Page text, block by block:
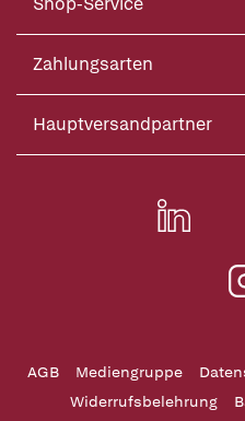
Zahlungsarten
Hauptversandpartner
AGB Mediengruppe
Widerrufsbelehrung